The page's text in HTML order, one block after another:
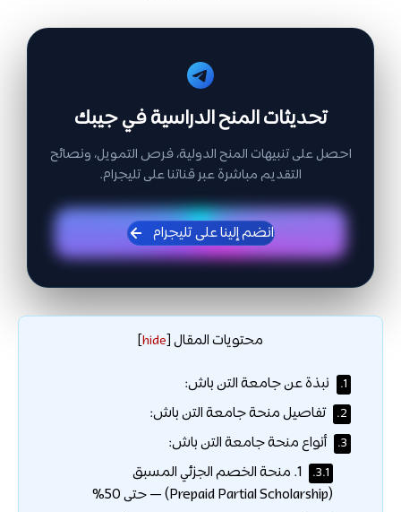
تحديثات المنح الدراسية في جيبك
احصل على تنبيهات المنح الدولية، فرص التمويل، ونصائح
التقديم مباشرة عبر قناتنا على تليجرام.
انضم إلينا على تليجرام
محتويات المقال [
hide
]
1. نبذة عن جامعة التن باش:
2. تفاصيل منحة جامعة التن باش:
3. أنواع منحة جامعة التن باش:
3.1.
1. منحة الخصم الجزئي المسبق
(Prepaid Partial Scholarship) — حتى 50%